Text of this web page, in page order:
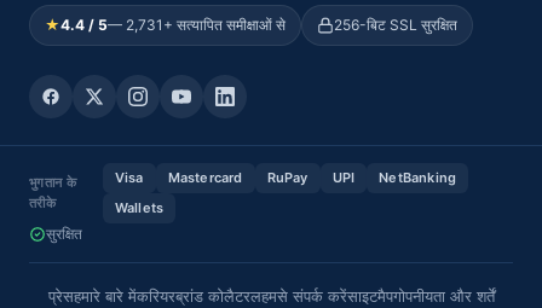
★4.4 / 5— 2,731+ सत्यापित समीक्षाओं से 256-बिट SSL सुरक्षित
भुगतान के
तरीके
Visa Mastercard RuPay UPI
NetBanking
Wallets
सुरक्षित
प्रेसहमारे बारे मेंकरियरब्रांड कोलैटरलहमसे संपर्क करेंसाइटमैपगोपनीयता और शर्तें